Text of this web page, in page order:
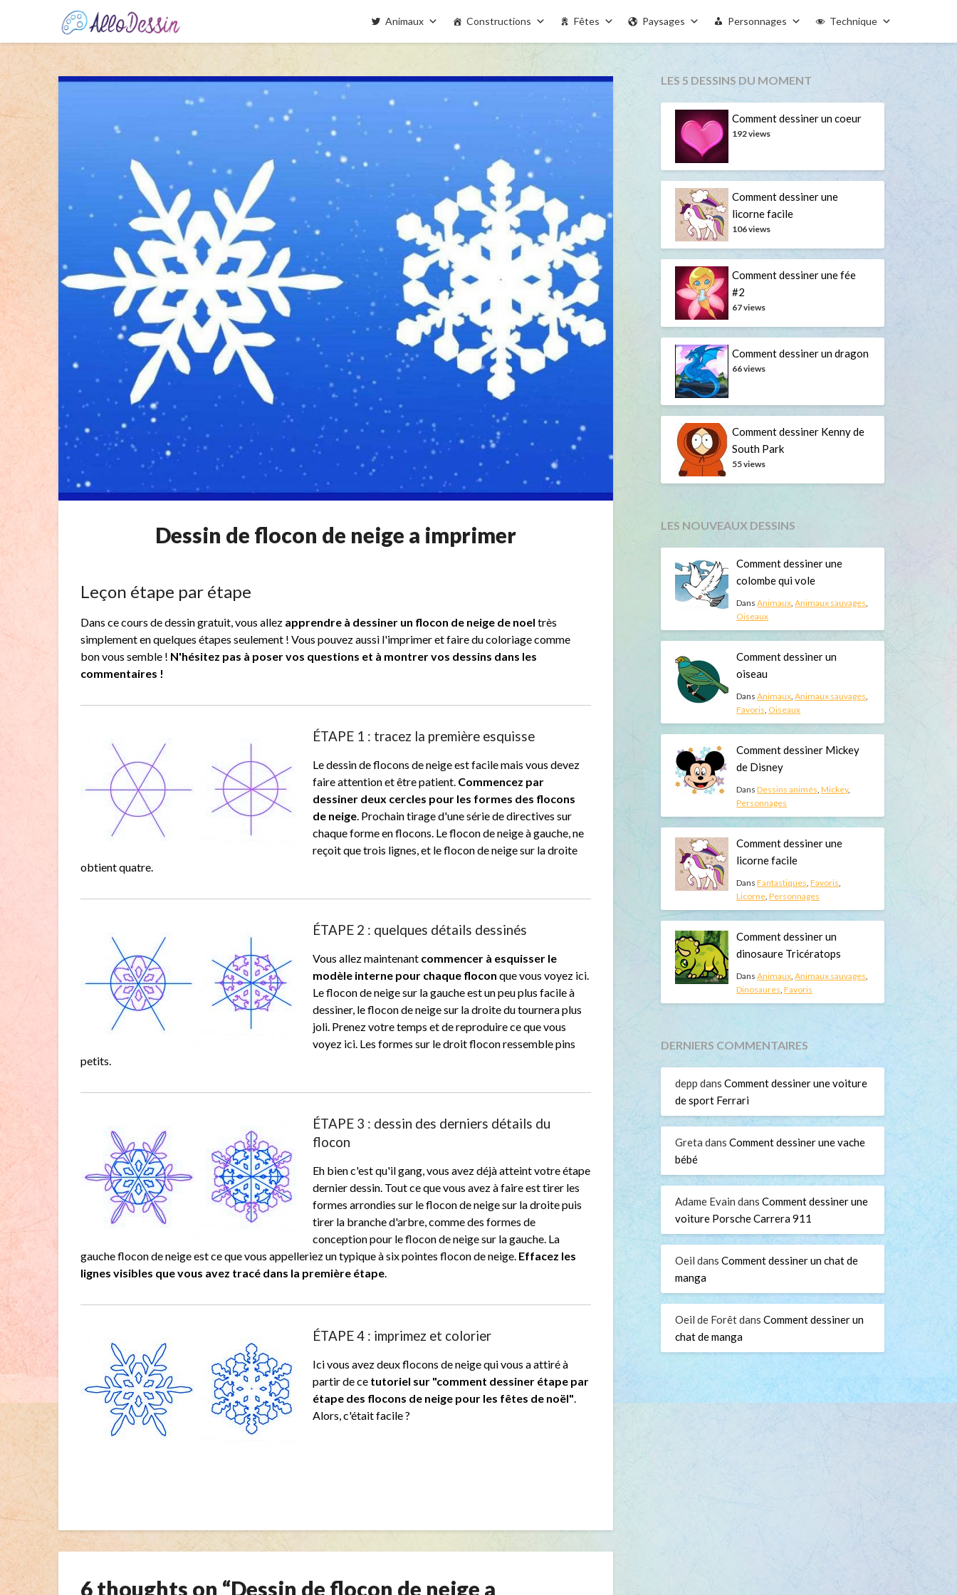
Animaux Constructions Fêtes Paysages Personnages Technique
Dessin de flocon de neige a imprimer
Leçon étape par étape
Dans ce cours de dessin gratuit, vous allez apprendre à dessiner un flocon de neige de noel très
simplement en quelques étapes seulement ! Vous pouvez aussi l'imprimer et faire du coloriage comme
bon vous semble ! N'hésitez pas à poser vos questions et à montrer vos dessins dans les
commentaires !
ÉTAPE 1 : tracez la première esquisse
Le dessin de flocons de neige est facile mais vous devez
faire attention et être patient. Commencez par
dessiner deux cercles pour les formes des flocons
de neige . Prochain tirage d'une série de directives sur
chaque forme en flocons. Le flocon de neige à gauche, ne
reçoit que trois lignes, et le flocon de neige sur la droite
obtient quatre.
ÉTAPE 2 : quelques détails dessinés
Vous allez maintenant commencer à esquisser le
modèle interne pour chaque flocon que vous voyez ici.
Le flocon de neige sur la gauche est un peu plus facile à
dessiner, le flocon de neige sur la droite du tournera plus
joli. Prenez votre temps et de reproduire ce que vous
voyez ici. Les formes sur le droit flocon ressemble pins
petits.
ÉTAPE 3 : dessin des derniers détails du
flocon
Eh bien c'est qu'il gang, vous avez déjà atteint votre étape
dernier dessin. Tout ce que vous avez à faire est tirer les
formes arrondies sur le flocon de neige sur la droite puis
tirer la branche d'arbre, comme des formes de
conception pour le flocon de neige sur la gauche. La
gauche flocon de neige est ce que vous appelleriez un typique à six pointes flocon de neige. Effacez les
lignes visibles que vous avez tracé dans la première étape
ÉTAPE 4 : imprimez et colorier
Ici vous avez deux flocons de neige qui vous a attiré à
partir de ce tutoriel sur "comment dessiner étape par
étape des flocons de neige pour les fêtes de noël"
Alors, c'était facile ?
6 thoughts on “Dessin de flocon de neige a
LES 5 DESSINS DU MOMENT
Comment dessiner un coeur
192 views
Comment dessiner une
licorne facile
106 views
Comment dessiner une fée
#2
67 views
Comment dessiner un dragon
66 views
Comment dessiner Kenny de
South Park
55 views
LES NOUVEAUX DESSINS
Comment dessiner une
colombe qui vole
DansAnimaux ,Animaux sauvages
Oiseaux
Comment dessiner un
oiseau
DansAnimaux ,Animaux sauvages
Favoris Oiseaux
Comment dessiner Mickey
de Disney
DansDessins animés ,Mickey,
Personnages
Comment dessiner une
licorne facile
DansFantastiques ,Favoris
Licorne ,Personnages
Comment dessiner un
dinosaure Tricératops
DansAnimaux ,Animaux sauvages
Dinosaures ,Favoris
DERNIERS COMMENTAIRES
depp dans Comment dessiner une voiture
de sport Ferrari
Greta dans Comment dessiner une vache
bébé
Adame Evain dans Comment dessiner une
voiture Porsche Carrera 911
Oeil dans Comment dessiner un chat de
manga
Oeil de Forêtdans Comment dessiner un
chat de manga